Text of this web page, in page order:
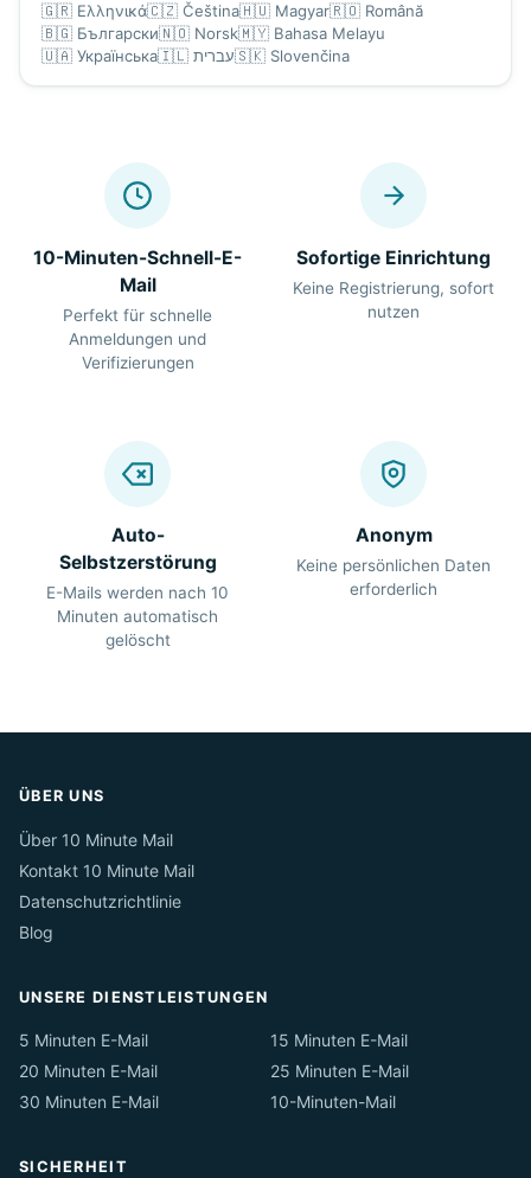
🇬🇷 Ελληνικά🇨🇿 Čeština🇭🇺 Magyar🇷🇴 Română
🇧🇬 Български🇳🇴 Norsk🇲🇾 Bahasa Melayu
🇺🇦 Українська🇮🇱 עברית🇸🇰 Slovenčina
10-Minuten-Schnell-E-
Mail
Perfekt für schnelle
Anmeldungen und
Verifizierungen
Sofortige Einrichtung
Keine Registrierung, sofort
nutzen
Auto-
Selbstzerstörung
E-Mails werden nach 10
Minuten automatisch
gelöscht
Anonym
Keine persönlichen Daten
erforderlich
ÜBER UNS
Über 10 Minute Mail
Kontakt 10 Minute Mail
Datenschutzrichtlinie
Blog
UNSERE DIENSTLEISTUNGEN
5 Minuten E-Mail
15 Minuten E-Mail
20 Minuten E-Mail
25 Minuten E-Mail
30 Minuten E-Mail
10-Minuten-Mail
SICHERHEIT